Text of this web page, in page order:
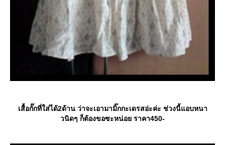
เสื้อกั๊กที่ใส่ได้2ด้าน ว่าจะเอามามิ๊กกะเดรสอ่ะค่ะ ช่วงนี้แอบหนา
วนิดๆ ก็ต้องขอซะหน่อย ราคา450-